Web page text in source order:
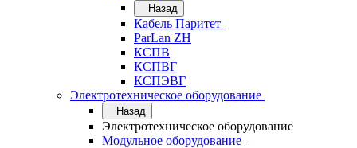
Назад
Кабель Паритет
ParLan ZH
КСПВ
КСПВГ
КСПЭВГ
Электротехническое оборудование
Назад
Электротехническое оборудование
Модульное оборудование